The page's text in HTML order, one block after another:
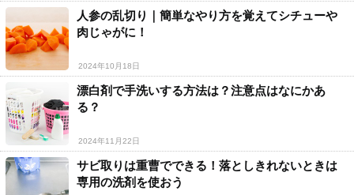
人参の乱切り｜簡単なやり方を覚えてシチューや
肉じゃがに！
2024年10月18日
漂白剤で手洗いする方法は？注意点はなにかあ
る？
2024年11月22日
サビ取りは重曹でできる！落としきれないときは
専用の洗剤を使おう